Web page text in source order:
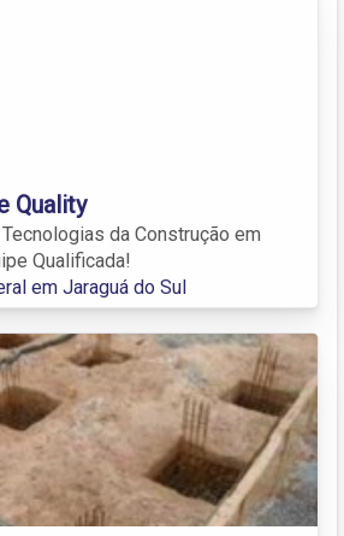
Quality
da Construção em
Qualificada!
em Jaraguá do Sul